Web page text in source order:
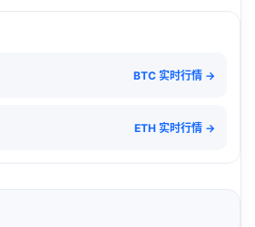
BTC 实时行情 →
ETH 实时行情 →